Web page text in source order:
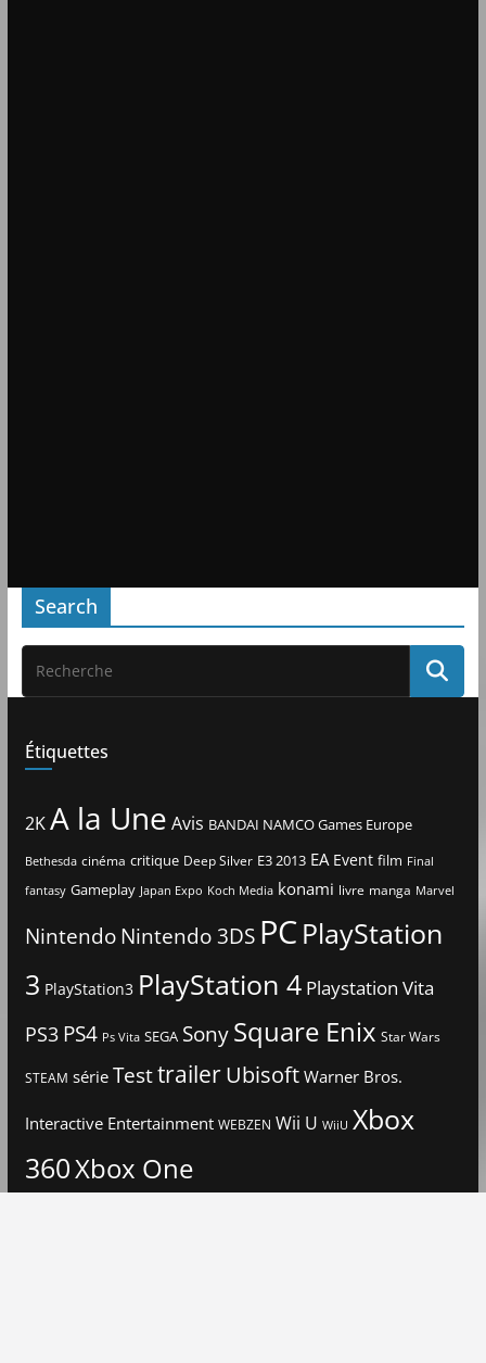
Search
Étiquettes
2KA la Une Avis BANDAI NAMCO Games Europe
Bethesda cinéma critique Deep Silver E3 2013 EA Event film Final
fantasy Gameplay Japan Expo Koch Media konami livre manga Marvel
Nintendo Nintendo 3DS PCPlayStation
3 PlayStation3 PlayStation 4 Playstation Vita
PS3 PS4 Ps Vita SEGA Sony Square Enix Star Wars
STEAM série TesttrailerUbisoftWarner Bros.
Interactive Entertainment WEBZEN Wii U WiiU Xbox
360Xbox One